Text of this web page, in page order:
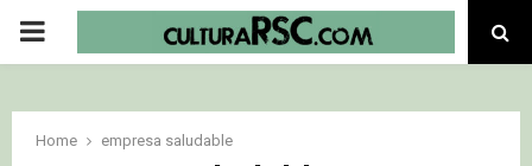
PRIMARY
Home empresa saludable